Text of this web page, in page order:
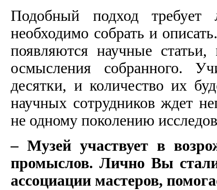
Подобный подход
необходимо собрать и
появляются научные
осмысления собранного.
десятки, и количество их
научных сотрудников ждет
не одному поколению
– Музей участвует в
промыслов. Лично Вы
ассоциации мастеров,